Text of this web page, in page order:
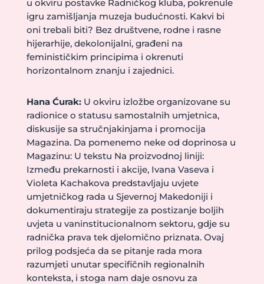
u okviru postavke Radničkog kluba, pokrenule
igru zamišljanja muzeja budućnosti. Kakvi bi
oni trebali biti? Bez društvene, rodne i rasne
hijerarhije, dekolonijalni, građeni na
feminističkim principima i okrenuti
horizontalnom znanju i zajednici.
Hana Ćurak:U okviru izložbe organizovane su
radionice o statusu samostalnih umjetnica,
diskusije sa stručnjakinjama i promocija
Magazina. Da pomenemo neke od doprinosa u
Magazinu: U tekstu Na proizvodnoj liniji:
Između prekarnosti i akcije, Ivana Vaseva i
Violeta Kachakova predstavljaju uvjete
umjetničkog rada u Sjevernoj Makedoniji i
dokumentiraju strategije za postizanje boljih
uvjeta u vaninstitucionalnom sektoru, gdje su
radnička prava tek djelomično priznata. Ovaj
prilog podsjeća da se pitanje rada mora
razumjeti unutar specifičnih regionalnih
konteksta, i stoga nam daje osnovu za